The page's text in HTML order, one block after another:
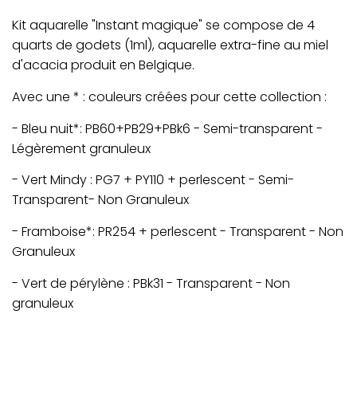
Kit aquarelle "Instant magique" se compose de 4
quarts de godets (1ml), aquarelle extra-fine au miel
d'acacia produit en Belgique.
Avec une * : couleurs créées pour cette collection :
- Bleu nuit*: PB60+PB29+PBk6 - Semi-transparent -
Légèrement granuleux
- Vert Mindy : PG7 + PY110 + perlescent - Semi-
Transparent- Non Granuleux
- Framboise*: PR254 + perlescent - Transparent - Non
Granuleux
- Vert de pérylène : PBk31 - Transparent - Non
granuleux